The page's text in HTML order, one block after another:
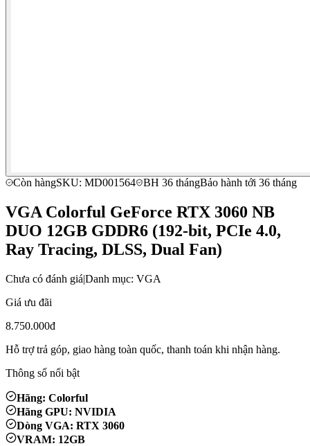
Còn hàngSKU: MD001564 BH 36 thángBảo hành tới 36 tháng
VGA Colorful GeForce RTX 3060 NB
DUO 12GB GDDR6 (192-bit, PCIe 4.0,
Ray Tracing, DLSS, Dual Fan)
Chưa có đánh giá|Danh mục: VGA
Giá ưu đãi
8.750.000đ
Hỗ trợ trả góp, giao hàng toàn quốc, thanh toán khi nhận hàng.
Thông số nổi bật
Hãng: Colorful
Hãng GPU: NVIDIA
Dòng VGA: RTX 3060
VRAM: 12GB